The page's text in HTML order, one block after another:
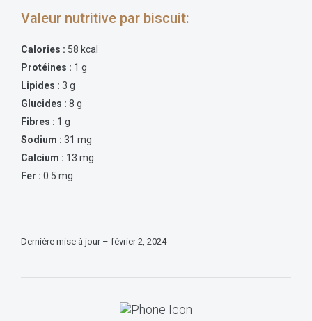
Valeur nutritive par biscuit:
Calories : 58 kcal
Protéines : 1 g
Lipides : 3 g
Glucides : 8 g
Fibres : 1 g
Sodium : 31 mg
Calcium : 13 mg
Fer : 0.5 mg
Dernière mise à jour – février 2, 2024